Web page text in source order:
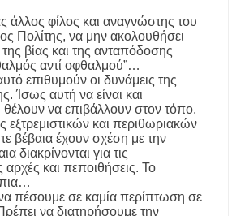
Γερμανίδας σε
στην
λουόμενος στην
καταγγελίες
και πρόστιμα μετά
άλλος φίλος και αναγνώστης του
Πολίτης, να μην ακολουθήσει
βίας και της ανταπόδοσης
αντί οφθαλμού”…
επιθυμούν οι δυνάμεις της
Ίσως αυτή να είναι και
να επιβάλλουν στον τόπο.
και περιθωριακών
βέβαια έχουν σχέση με την
διακρίνονται για τις
αρχές και πεποιθήσεις. Το
πέσουμε σε καμία περίπτωση σε
να διατηρήσουμε την